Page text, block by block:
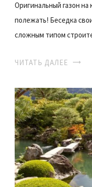
Оригинальный газон
полежать! Беседка
сложным типом
ЧИТАТЬ ДАЛЕЕ